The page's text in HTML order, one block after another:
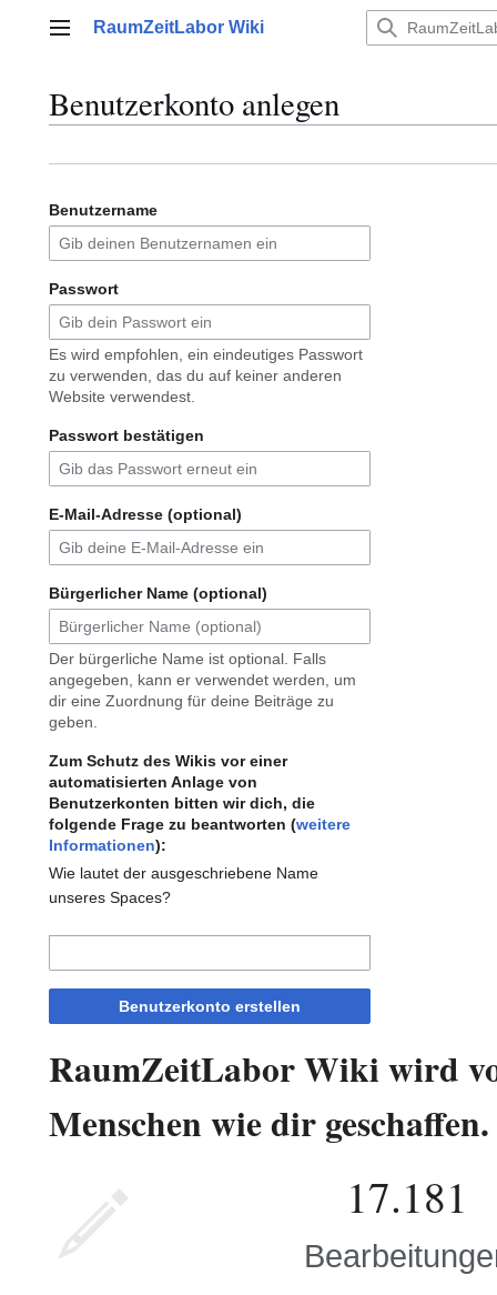
Hauptmenü
RaumZeitLabor Wiki
Benutzerkonto anlegen
Benutzername
Passwort
Es wird empfohlen, ein eindeutiges Passwort
zu verwenden, das du auf keiner anderen
Website verwendest.
Passwort bestätigen
E-Mail-Adresse (optional)
Bürgerlicher Name (optional)
Der bürgerliche Name ist optional. Falls
angegeben, kann er verwendet werden, um
dir eine Zuordnung für deine Beiträge zu
geben.
Zum Schutz des Wikis vor einer
automatisierten Anlage von
Benutzerkonten bitten wir dich, die
folgende Frage zu beantworten (weitere
Informationen):
Wie lautet der ausgeschriebene Name
unseres Spaces?
Benutzerkonto erstellen
RaumZeitLabor Wiki wird
Menschen wie dir geschaffen.
17.181